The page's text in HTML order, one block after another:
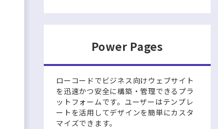
Power Pages
ローコードでビジネス向けウェブサイト
を迅速かつ安全に構築・管理できるプラ
ットフォームです。ユーザーはテンプレ
ートを活用してデザインを簡単にカスタ
マイズできます。